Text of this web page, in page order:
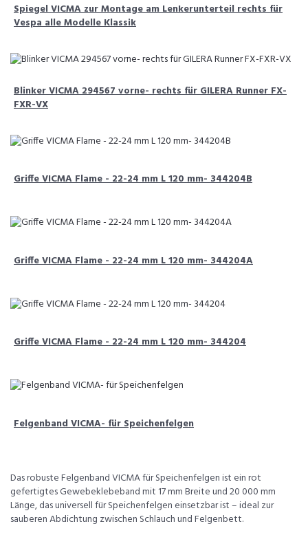
Spiegel VICMA zur Montage am Lenkerunterteil rechts für
Vespa alle Modelle Klassik
Blinker VICMA 294567 vorne- rechts für GILERA Runner FX-
FXR-VX
Griffe VICMA Flame - 22-24 mm L 120 mm- 344204B
Griffe VICMA Flame - 22-24 mm L 120 mm- 344204A
Griffe VICMA Flame - 22-24 mm L 120 mm- 344204
Felgenband VICMA- für Speichenfelgen
Das robuste Felgenband VICMA für Speichenfelgen ist ein rot
gefertigtes Gewebeklebeband mit 17 mm Breite und 20 000 mm
Länge, das universell für Speichenfelgen einsetzbar ist – ideal zur
sauberen Abdichtung zwischen Schlauch und Felgenbett.